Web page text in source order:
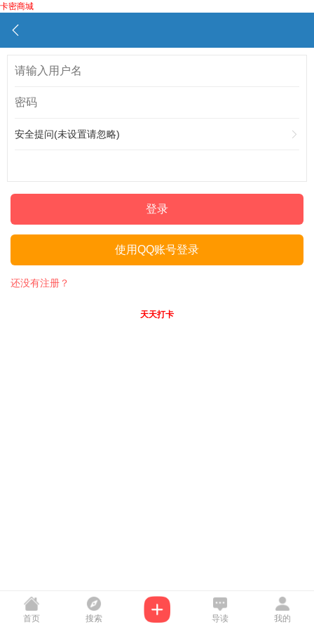
卡密商城
安全提问(未设置请忽略)
登录
使用QQ账号登录
还没有注册？
天天打卡
首页 搜索 导读 我的